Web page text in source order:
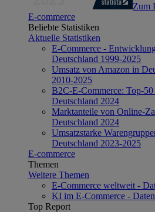
Zum
E-commerce
Beliebte Statistiken
Aktuelle Statistiken
E-Commerce -
Deutschland 1999-2025
Umsatz von Amazon in
2010-2025
B2C-E-Commerce: Top-
Deutschland 2024
Marktanteile von Online-
Deutschland 2024
Umsatzstarke
Deutschland 2023-2025
E-commerce
Themen
Weitere Themen
E-Commerce weltweit -
KI im E-Commerce -
Top Report